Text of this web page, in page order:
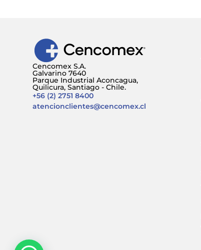
Cencomex S.A.
Galvarino 7640
Parque Industrial Aconcagua,
Quilicura, Santiago - Chile.
+56 (2) 2751 8400
atencionclientes@cencomex.cl